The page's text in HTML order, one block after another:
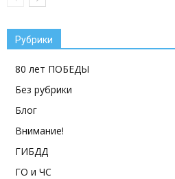
Рубрики
80 лет ПОБЕДЫ
Без рубрики
Блог
Внимание!
ГИБДД
ГО и ЧС